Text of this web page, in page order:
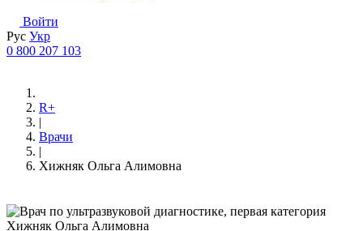
Войти
Рус Укр
0 800 207 103
R+
|
Врачи
|
Хижняк Ольга Алимовна